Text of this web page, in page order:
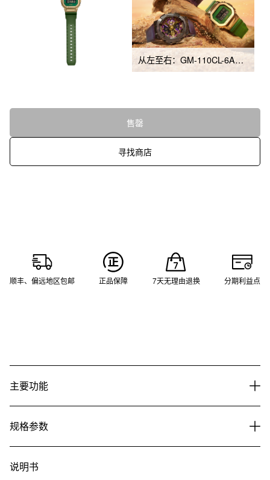
从左至右：GM-110CL-6A、GM-2100CL-5A、GM-5600CL-3
售罄
寻找商店
顺丰、偏远地区包邮 正品保障 7天无理由退换 分期利益点
主要功能
规格参数
说明书